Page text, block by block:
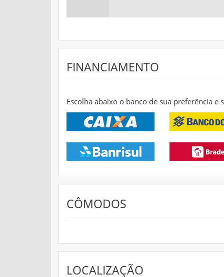
FINANCIAMENTO
Escolha abaixo o banco de sua preferência
CÔMODOS
LOCALIZAÇÃO